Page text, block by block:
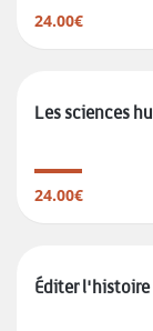
24.00€
Les sciences
24.00€
Éditer l'histoire